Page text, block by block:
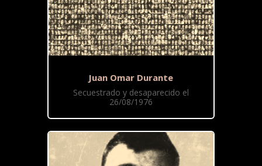
Juan Omar Durante
Secuestrado y desaparecido el
26/08/1976